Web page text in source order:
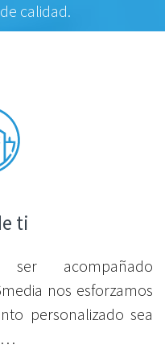
calidad.
ti
acompañado
nos esforzamos
personalizado sea